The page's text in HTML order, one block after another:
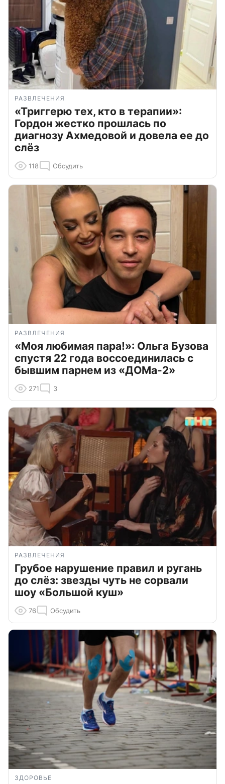
РАЗВЛЕЧЕНИЯ
«Триггерю тех, кто в терапии»:
Гордон жестко прошлась по
диагнозу Ахмедовой и довела ее до
слёз
118 Обсудить
РАЗВЛЕЧЕНИЯ
«Моя любимая пара!»: Ольга Бузова
спустя 22 года воссоединилась с
бывшим парнем из «ДОМа-2»
271 3
РАЗВЛЕЧЕНИЯ
Грубое нарушение правил и ругань
до слёз: звезды чуть не сорвали
шоу «Большой куш»
76 Обсудить
ЗДОРОВЬЕ